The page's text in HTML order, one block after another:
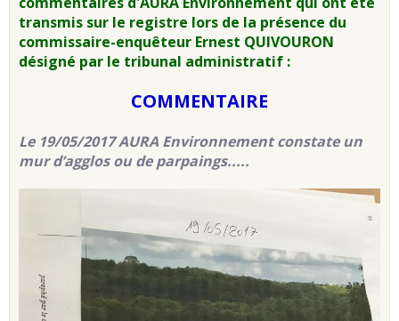
transmis sur le registre lors de la présence du
commissaire-enquêteur Ernest QUIVOURON
désigné par le tribunal administratif :
COMMENTAIRE
Le 19/05/2017 AURA Environnement constate un
mur d’agglos ou de parpaings.....